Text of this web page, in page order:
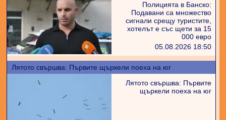
Полицията в Банско:
Подавани са множество
сигнали срещу туристите,
хотелът е със щети за 15
000 евро
05.08.2026 18:50
Лятото свършва: Първите щъркели поеха на юг
Лятото свършва: Първите
щъркели поеха на юг